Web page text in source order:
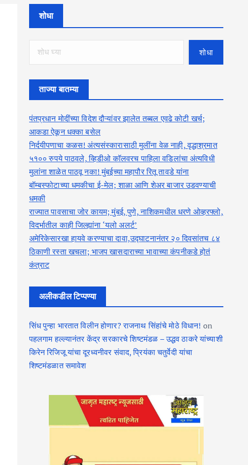
शोधा
शोधा
ताज्या बातम्या
पंतप्रधान मोदींच्या विदेश दौऱ्यांवर झालेत तब्बल एवढे कोटी खर्च;
आकडा ऐकून धक्का बसेल
निर्दयीपणाचा कळस! अंत्यसंस्कारासाठी मुलींना वेळ नाही, वृद्धाश्रमात
५१०० रुपये पाठवले, व्हिडीओ कॉलवरच पाहिला वडिलांचा अंत्यविधी
मुलांना शाळेत पाठवू नका! मुंबईच्या महापौर रितू तावडे यांना
बॉम्बस्फोटाच्या धमकीचा ई-मेल; शाळा आणि शेअर बाजार उडवण्याची
धमकी
राज्यात पावसाचा जोर कायम; मुंबई, पुणे, नाशिकमधील धरणे ओव्हरफ्लो,
विदर्भातील काही जिल्ह्यांना ‘यलो अलर्ट’
अमेरिकेसारखा हायवे करण्याचा दावा,उद्घाटनानंतर २० दिवसांतच ८४
ठिकाणी रस्ता खचला; भाजप खासदाराच्या भावाच्या कंपनीकडे होतं
कंत्राट
अलीकडील टिप्पण्या
सिंध पुन्हा भारतात विलीन होणार? राजनाथ सिंहांचे मोठे विधान! on
पहलगाम हल्ल्यानंतर केंद्र सरकारचे शिष्टमंडळ – उद्धव ठाकरे यांच्याशी
किरेन रिजिजू यांचा दूरध्वनीवर संवाद, प्रियंका चतुर्वेदी यांचा
शिष्टमंडळात समावेश